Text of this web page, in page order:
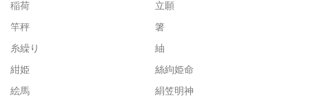
稲荷
立願
竿秤
箸
糸繰り
紬
紺姫
絲絇姫命
絵馬
絹笠明神